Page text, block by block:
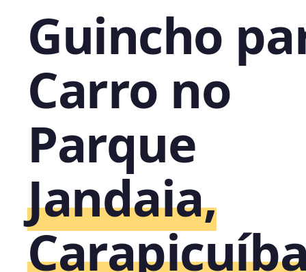
Guincho
Carro no
Parque
Jandaia,